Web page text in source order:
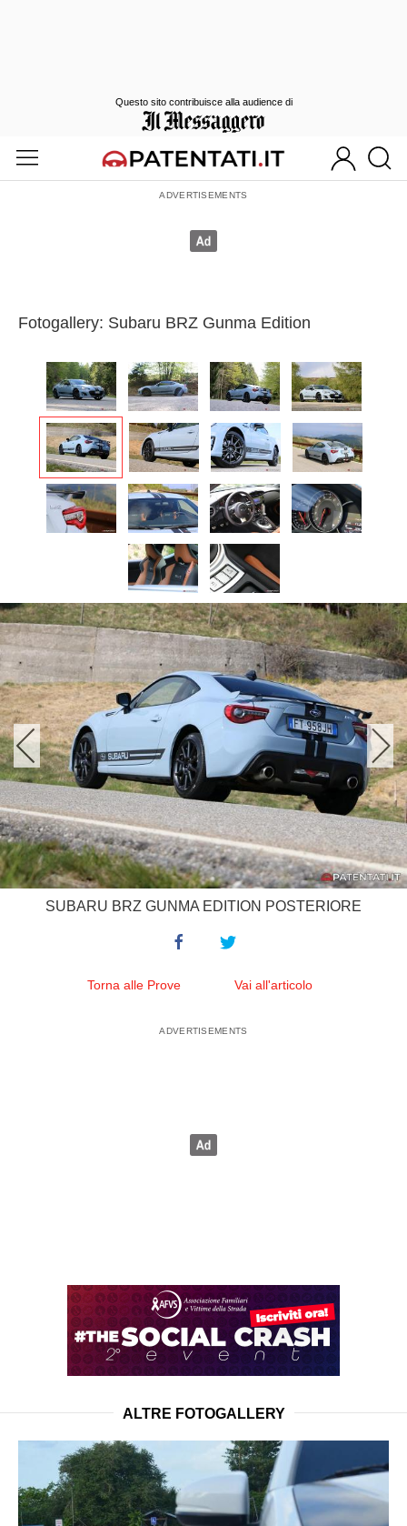
Fotogallery: Subaru BRZ Gunma Edition
SUBARU BRZ GUNMA EDITION POSTERIORE
Torna alle Prove Vai all'articolo
ALTRE FOTOGALLERY
Questo sito contribuisce alla audience di